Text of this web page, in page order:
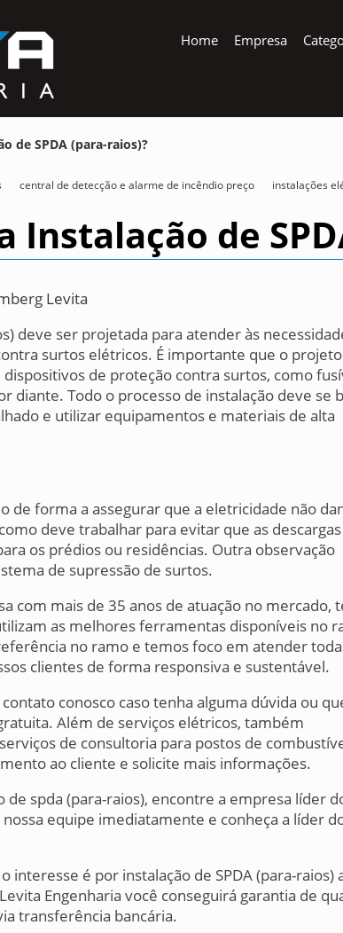
Home Empresa
de SPDA (para-raios)?
central de detecção e alarme de incêndio preço instalações
Instalação de
Levita
deve ser projetada para atender às
surtos elétricos. É importante que o
dispositivos de proteção contra surtos, como
diante. Todo o processo de instalação deve se
e utilizar equipamentos e materiais de alta
de forma a assegurar que a eletricidade não
deve trabalhar para evitar que as descargas
os prédios ou residências. Outra observação
de supressão de surtos.
com mais de 35 anos de atuação no mercado,
as melhores ferramentas disponíveis no
no ramo e temos foco em atender
clientes de forma responsiva e sustentável.
conosco caso tenha alguma dúvida ou
Além de serviços elétricos, também
de consultoria para postos de
ao cliente e solicite mais informações.
de spda (para-raios), encontre a empresa líder
equipe imediatamente e conheça a líder
interesse é por instalação de SPDA (para-raios)
Engenharia você conseguirá garantia de
transferência bancária.